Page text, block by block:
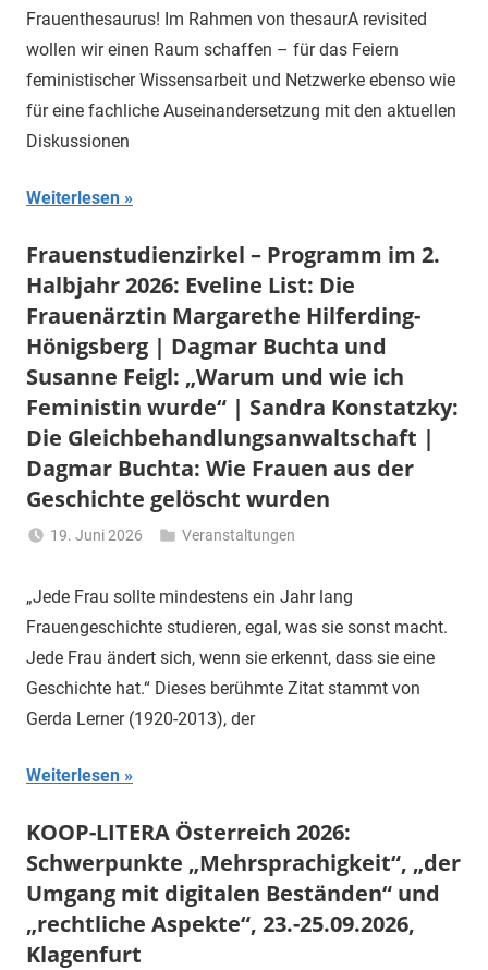
Frauenthesaurus! Im Rahmen von thesaurA revisited
wollen wir einen Raum schaffen – für das Feiern
feministischer Wissensarbeit und Netzwerke ebenso wie
für eine fachliche Auseinandersetzung mit den aktuellen
Diskussionen
Weiterlesen
Frauenstudienzirkel – Programm im 2.
Halbjahr 2026: Eveline List: Die
Frauenärztin Margarethe Hilferding-
Hönigsberg | Dagmar Buchta und
Susanne Feigl: „Warum und wie ich
Feministin wurde“ | Sandra Konstatzky:
Die Gleichbehandlungsanwaltschaft |
Dagmar Buchta: Wie Frauen aus der
Geschichte gelöscht wurden
19. Juni 2026
Gerhalter
Veranstaltungen
„Jede Frau sollte mindestens ein Jahr lang
Frauengeschichte studieren, egal, was sie sonst macht.
Jede Frau ändert sich, wenn sie erkennt, dass sie eine
Geschichte hat.“ Dieses berühmte Zitat stammt von
Gerda Lerner (1920-2013), der
Weiterlesen
KOOP-LITERA Österreich 2026:
Schwerpunkte „Mehrsprachigkeit“, „der
Umgang mit digitalen Beständen“ und
„rechtliche Aspekte“, 23.-25.09.2026,
Klagenfurt